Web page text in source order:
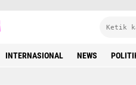
INTERNASIONAL NEWS